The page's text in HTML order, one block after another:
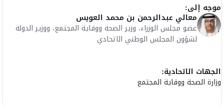
موجه إلى:
معالي عبدالرحمن بن محمد العويس
عضو مجلس الوزراء، وزير الصحة ووقاية المجتمع، ووزير الدولة
لشؤون المجلس الوطني الاتحادي
الجهات الاتحادية:
وزارة الصحة ووقاية المجتمع